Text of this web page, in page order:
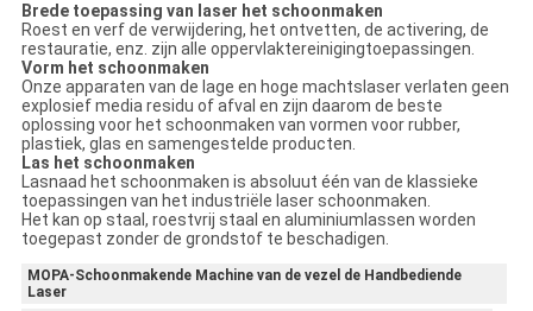
Brede toepassing van laser het schoonmaken
Roest en verf de verwijdering, het ontvetten, de activering, de
restauratie, enz. zijn alle oppervlaktereinigingtoepassingen.
Vorm het schoonmaken
Onze apparaten van de lage en hoge machtslaser verlaten geen
explosief media residu of afval en zijn daarom de beste
oplossing voor het schoonmaken van vormen voor rubber,
plastiek, glas en samengestelde producten.
Las het schoonmaken
Lasnaad het schoonmaken is absoluut één van de klassieke
toepassingen van het industriële laser schoonmaken.
Het kan op staal, roestvrij staal en aluminiumlassen worden
toegepast zonder de grondstof te beschadigen.
MOPA-Schoonmakende Machine van de vezel de Handbediende
Laser